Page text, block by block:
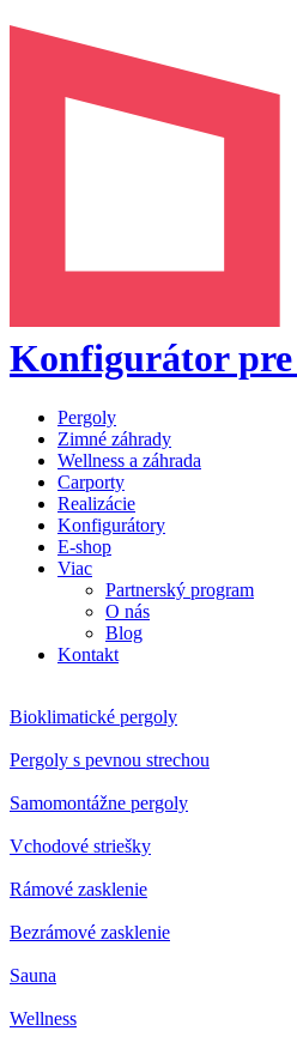
Konfigurátor pre
Pergoly
Zimné záhrady
Wellness a záhrada
Carporty
Realizácie
Konfigurátory
E-shop
Viac
Partnerský program
O nás
Blog
Kontakt
Bioklimatické pergoly
Pergoly s pevnou strechou
Samomontážne pergoly
Vchodové striešky
Rámové zasklenie
Bezrámové zasklenie
Sauna
Wellness